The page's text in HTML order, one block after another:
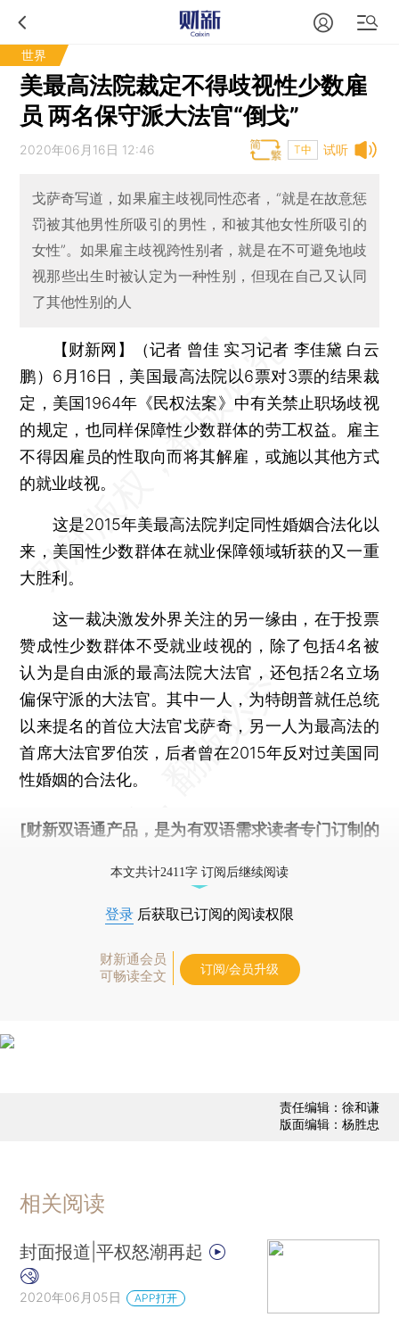
世界
美最高法院裁定不得歧视性少数雇
员 两名保守派大法官“倒戈”
试听
2020年06月16日 12:46 T中
戈萨奇写道，如果雇主歧视同性恋者，“就是在故意惩
罚被其他男性所吸引的男性，和被其他女性所吸引的
女性”。如果雇主歧视跨性别者，就是在不可避免地歧
视那些出生时被认定为一种性别，但现在自己又认同
了其他性别的人
【财新网】（记者 曾佳 实习记者 李佳黛 白云
鹏） 6月16日，美国最高法院以6票对3票的结果裁
定，美国1964年《民权法案》中有关禁止职场歧视
的规定，也同样保障性少数群体的劳工权益。雇主
不得因雇员的性取向而将其解雇，或施以其他方式
的就业歧视。
这是2015年美最高法院判定同性婚姻合法化以
来，美国性少数群体在就业保障领域斩获的又一重
大胜利。
这一裁决激发外界关注的另一缘由，在于投票
赞成性少数群体不受就业歧视的，除了包括4名被
认为是自由派的最高法院大法官，还包括2名立场
偏保守派的大法官。其中一人，为特朗普就任总统
以来提名的首位大法官戈萨奇，另一人为最高法的
首席大法官罗伯茨，后者曾在2015年反对过美国同
性婚姻的合法化。
[财新双语通产品，是为有双语需求读者专门订制的
本文共计2411字 订阅后继续阅读
登录 后获取已订阅的阅读权限
财新通会员
可畅读全文
订阅/会员升级
责任编辑：徐和谦
版面编辑：杨胜忠
相关阅读
封面报道|平权怒潮再起
2020年06月05日 APP打开